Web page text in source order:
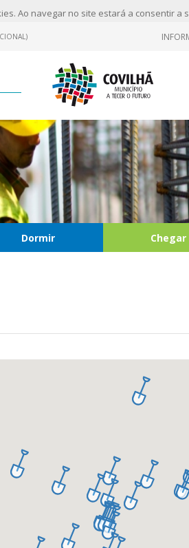
Ao navegar no site estará a consentir a
Dormir Chegar